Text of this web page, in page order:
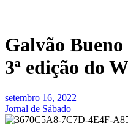
Galvão
3ª edição do
setembro 16, 2022
Jornal de Sábado